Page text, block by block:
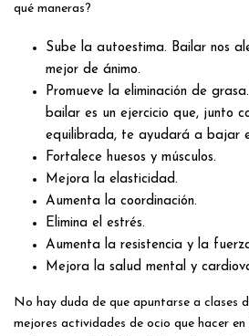
qué maneras?
Sube la autoestima. Bailar nos
mejor de ánimo.
Promueve la eliminación de
bailar es un ejercicio que, junto
equilibrada, te ayudará a bajar
Fortalece huesos y músculos.
Mejora la elasticidad.
Aumenta la coordinación.
Elimina el estrés.
Aumenta la resistencia y la
Mejora la salud mental y
No hay duda de que apuntarse a clases
mejores actividades de ocio que hacer